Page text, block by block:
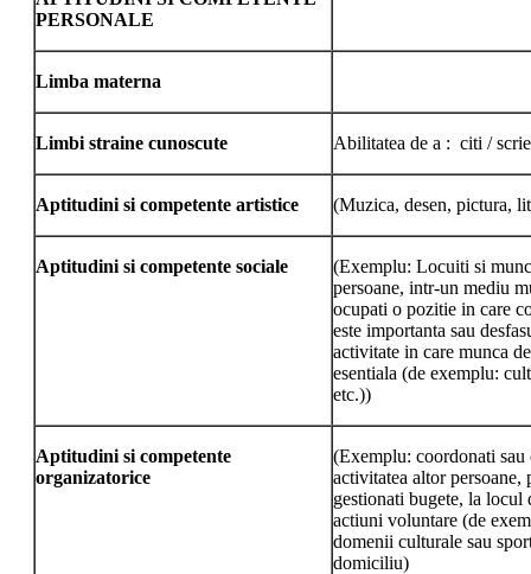
PERSONALE
Limba materna
Limbi straine cunoscute Abilitatea de a : citi /
Aptitudini si competente artistice (Muzica, desen, pictura,
Aptitudini si competente sociale
(Exemplu: Locuiti si
persoane, intr-un mediu
ocupati o pozitie in care
este importanta sau
activitate in care munca
esentiala (de exemplu:
etc.))
Aptitudini si competente
organizatorice
(Exemplu: coordonati sau
activitatea altor persoane,
gestionati bugete, la locul
actiuni voluntare (de
domenii culturale sau
domiciliu)